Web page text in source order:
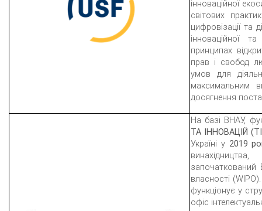
інноваційної
світових
цифровізації та
інноваційної
принципах
прав і свобод
умов для
максимальним
досягнення
На базі ВНАУ,
ТА ІННОВАЦІЙ
Україні у 2019
започаткований
власності
функціонує у
офіс